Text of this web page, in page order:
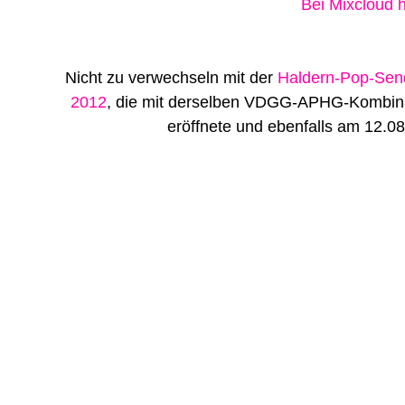
Bei Mixcloud
Nicht zu verwechseln mit der Haldern-Pop-
2012, die mit derselben VDGG-APHG-
eröffnete und ebenfalls am